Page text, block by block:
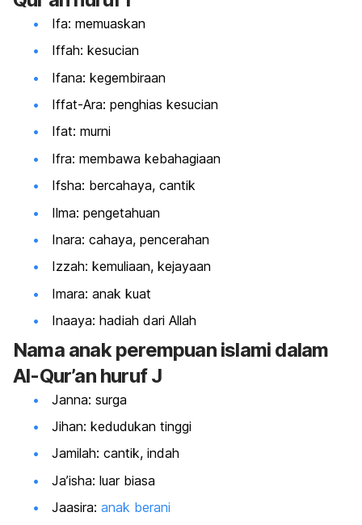
Ifa: memuaskan
Iffah: kesucian
Ifana: kegembiraan
Iffat-Ara: penghias kesucian
Ifat: murni
Ifra: membawa kebahagiaan
Ifsha: bercahaya, cantik
Ilma: pengetahuan
Inara: cahaya, pencerahan
Izzah: kemuliaan, kejayaan
Imara: anak kuat
Inaaya: hadiah dari Allah
Nama anak perempuan islami dalam
Al-Qur’an huruf J
Janna: surga
Jihan: kedudukan tinggi
Jamilah: cantik, indah
Ja’isha: luar biasa
Jaasira: anak berani